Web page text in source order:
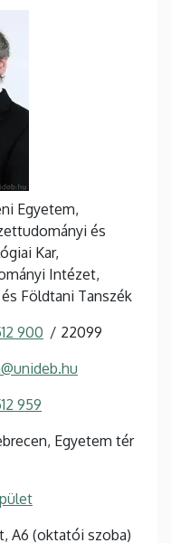
Egyetem,
és
Kar,
Intézet,
Földtani Tanszék
900 22099
959
Egyetem tér
A6 (oktatói szoba)